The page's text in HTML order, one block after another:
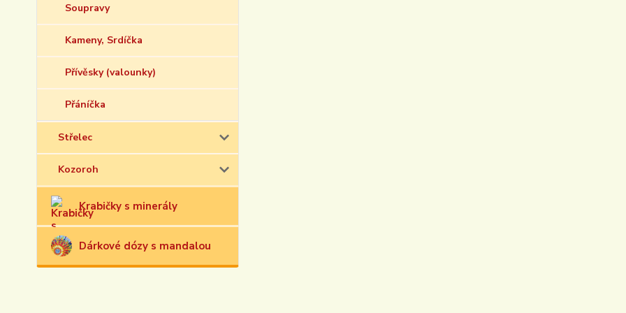
Soupravy
Kameny, Srdíčka
Přívěsky (valounky)
Přáníčka
Střelec
Kozoroh
Krabičky s minerály
Dárkové dózy s mandalou